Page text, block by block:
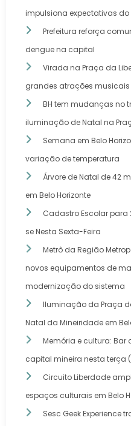
impulsiona expectativas
Prefeitura reforça
dengue na capital
Virada na Praça da
grandes atrações musicais
BH tem mudanças no
iluminação de Natal na
Semana em Belo
variação de temperatura
Árvore de Natal de 42
em Belo Horizonte
Cadastro Escolar para
se Nesta Sexta-Feira
Metrô da Região
novos equipamentos de
modernização do sistema
Iluminação da Praça
Natal da Mineiridade em
Memória e cultura: Bar
capital mineira nesta terça
Circuito Liberdade
espaços culturais em Belo
Sesc Geek Experience